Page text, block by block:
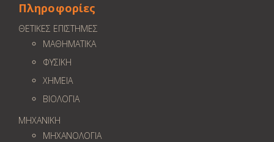
Πληροφορίες
ΘΕΤΙΚΕΣ ΕΠΙΣΤΗΜΕΣ
ΜΑΘΗΜΑΤΙΚΑ
ΦΥΣΙΚΗ
ΧΗΜΕΙΑ
ΒΙΟΛΟΓΙΑ
ΜΗΧΑΝΙΚΗ
ΜΗΧΑΝΟΛΟΓΙΑ